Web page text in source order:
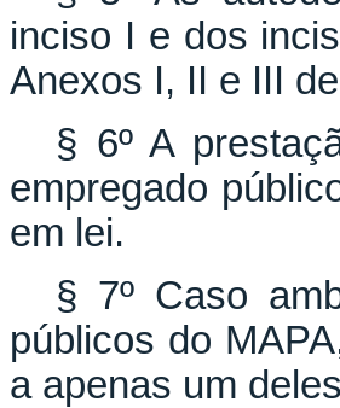
inciso I e dos
Anexos I, II e III
§ 6º A
empregado
em lei.
§ 7º Caso
públicos do
a apenas um